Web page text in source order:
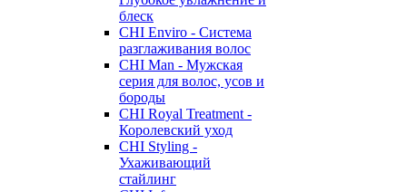
блеск
CHI Enviro - Система
разглаживания волос
CHI Man - Мужская
серия для волос, усов и
бороды
CHI Royal Treatment -
Королевский уход
CHI Styling -
Ухаживающий
стайлинг